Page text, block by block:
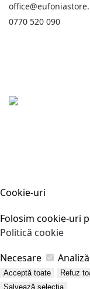
0770 520 090
Cookie-uri
Folosim cookie-uri
Politică cookie
Necesare
Analiză
Acceptă toate
Refuz
Salvează selecția